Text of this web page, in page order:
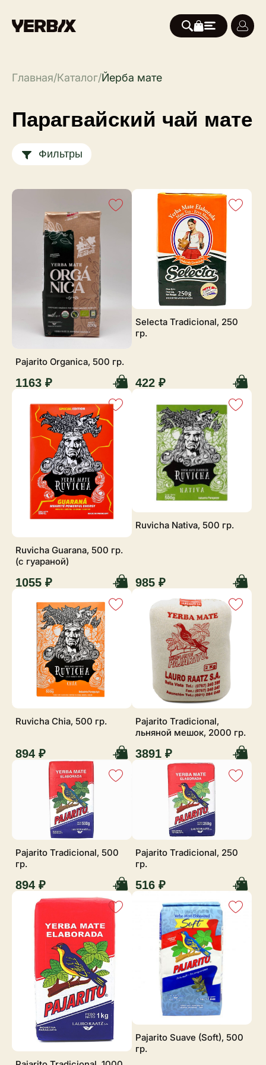
Главная/Каталог/Йерба мате
Парагвайский чай мате
Фильтры
Pajarito Organica, 500 гр.
1163 ₽
Selecta Tradicional, 250
гр.
422 ₽
Ruvicha Guarana, 500 гр.
(с гуараной)
1055 ₽
Ruvicha Nativa, 500 гр.
985 ₽
Ruvicha Chia, 500 гр.
894 ₽
Pajarito Tradicional,
льняной мешок, 2000 гр.
3891 ₽
Pajarito Tradicional, 500
гр.
894 ₽
Pajarito Tradicional, 250
гр.
516 ₽
Pajarito Suave (Soft), 500
гр.